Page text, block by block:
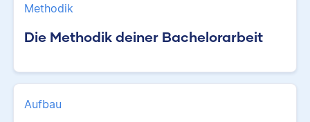
Methodik
Die Methodik deiner Bachelorarbeit
Aufbau